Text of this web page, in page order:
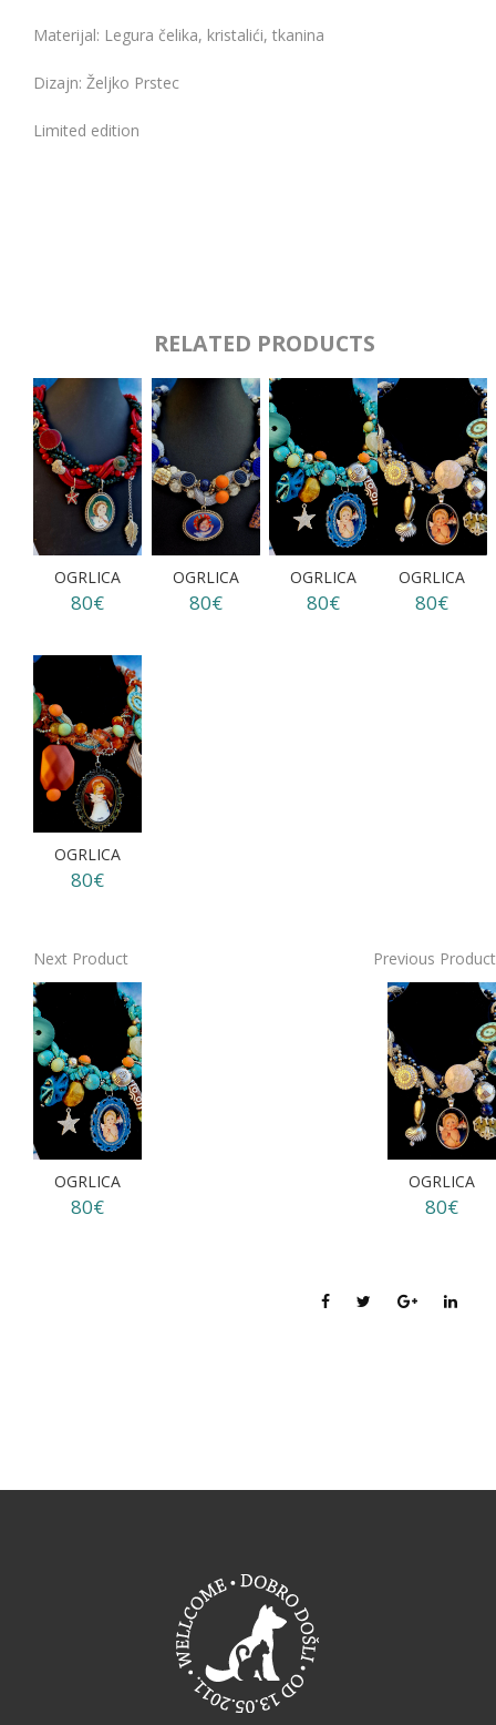
Materijal: Legura čelika, kristalići, tkanina
Dizajn: Željko Prstec
Limited edition
RELATED PRODUCTS
OGRLICA
80€
OGRLICA
80€
OGRLICA
80€
OGRLICA
80€
OGRLICA
80€
Next Product
OGRLICA
80€
Previous Product
OGRLICA
80€